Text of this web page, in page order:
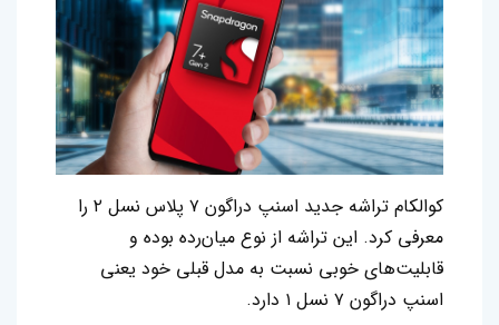
کوالکام تراشه جدید اسنپ‌ دراگون ۷ پلاس نسل ۲ را
معرفی کرد. این تراشه از نوع میان‌رده بوده و
قابلیت‌های خوبی نسبت به مدل قبلی خود یعنی
اسنپ‌ دراگون‌ ۷ نسل ۱ دارد.